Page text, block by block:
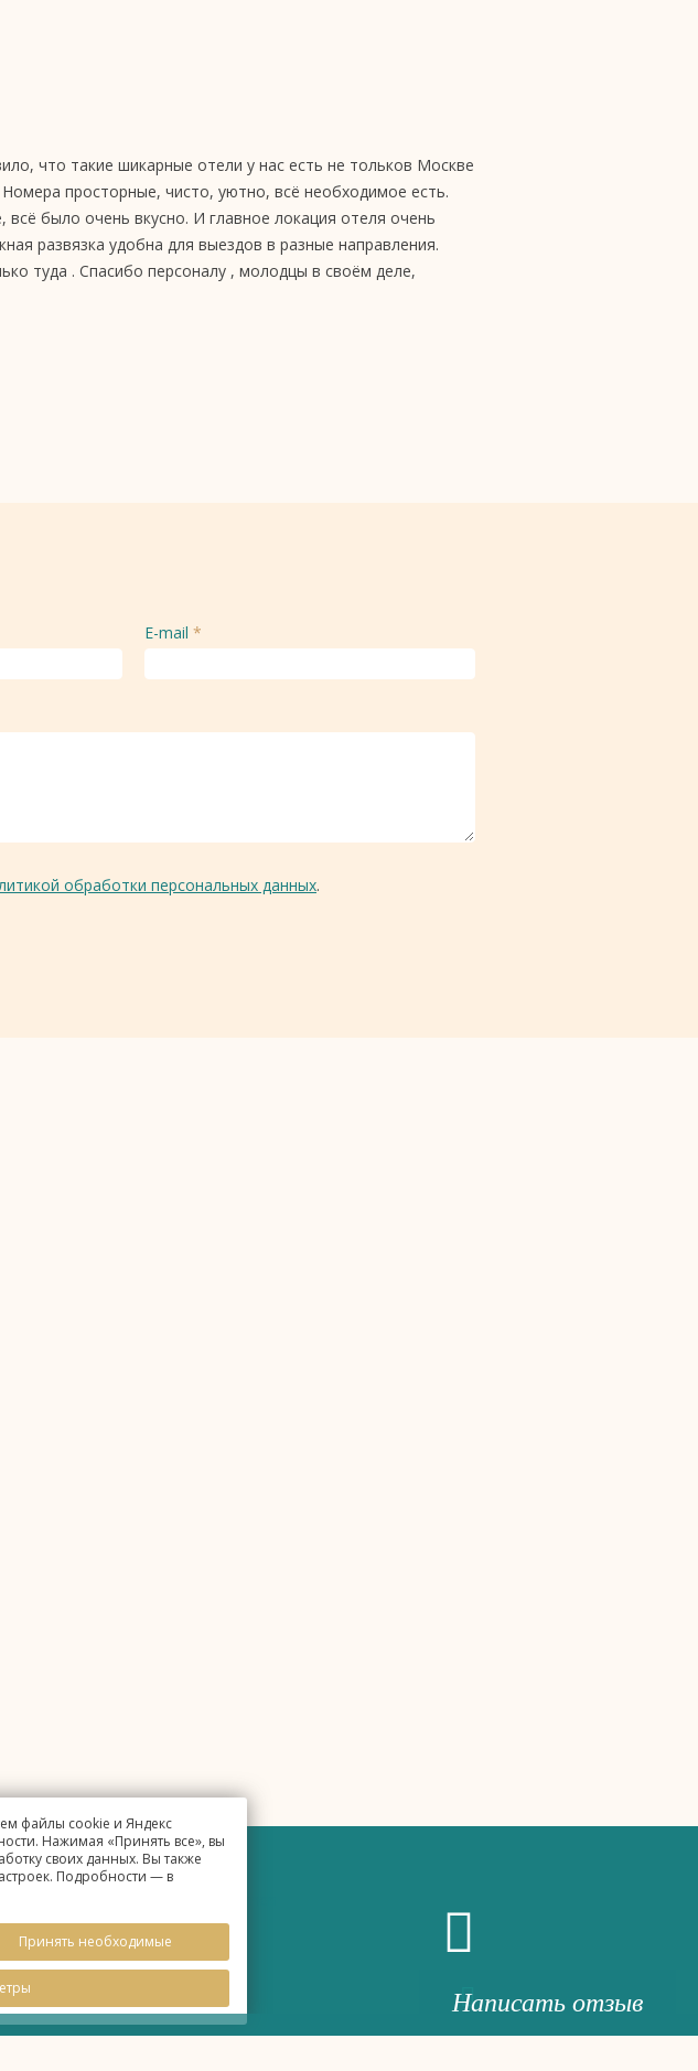
файлы cookie и Яндекс
Нажимая «Принять все», вы
своих данных. Вы также
Подробности — в
Принять необходимые
что такие шикарные отели у нас есть не тольков Москве
просторные, чисто, уютно, всё необходимое есть.
было очень вкусно. И главное локация отеля очень
развязка удобна для выездов в разные направления.
туда . Спасибо персоналу , молодцы в своём деле,
Написать отзыв
E-mail *
обработки персональных данных.